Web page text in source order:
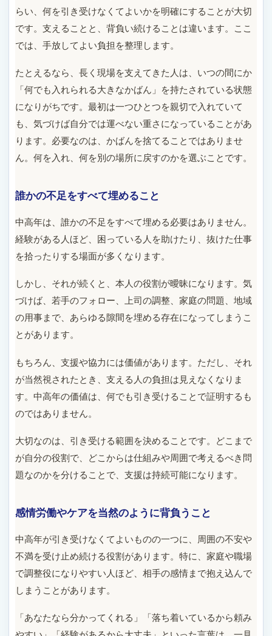
らい、何を引き受けなくてよいかを明確にすることが大切
です。支えることと、背負い続けることは違います。ここ
では、手放してよい負担を整理します。
たとえるなら、長く現場を支えてきた人は、いつの間にか
「何でも入れられる大きなかばん」を持たされている状態
になりがちです。最初は一つひとつを親切で入れていて
も、気づけば自分では運べない重さになっていることがあ
ります。必要なのは、かばんを捨てることではありませ
ん。何を入れ、何を別の場所に戻すのかを選ぶことです。
誰かの不足をすべて埋めること
中高年は、誰かの不足をすべて埋める必要はありません。
経験がある人ほど、困っている人を助けたり、抜けた仕事
を拾ったりする場面が多くなります。
しかし、それが続くと、本人の役割が曖昧になります。気
づけば、若手のフォロー、上司の調整、家庭の問題、地域
の用事まで、あらゆる隙間を埋める存在になってしまうこ
とがあります。
もちろん、支援や協力には価値があります。ただし、それ
が当然視されたとき、支える人の負担は見えなくなりま
す。中高年の価値は、何でも引き受けることで証明するも
のではありません。
大切なのは、引き受ける範囲を決めることです。どこまで
が自分の役割で、どこからは仕組みや周囲で考えるべき問
題なのかを分けることで、支援は持続可能になります。
感情労働やケアを当然のように背負うこと
中高年が引き受けなくてよいものの一つに、周囲の不安や
不満を受け止め続ける役割があります。特に、家庭や職場
で調整役になりやすい人ほど、相手の感情まで抱え込んで
しまうことがあります。
「あなたなら分かってくれる」「落ち着いているから頼み